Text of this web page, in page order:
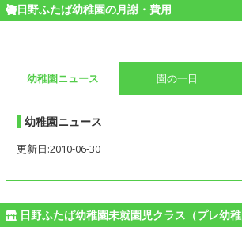
日野ふたば幼稚園の月謝・費用
幼稚園ニュース 園の一日
幼稚園ニュース
更新日:2010-06-30
日野ふたば幼稚園未就園児クラス（プレ幼